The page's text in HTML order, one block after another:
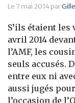
Le 7 mai 2014 par
S’ils étaient les
avril 2014
l’AMF, les
seuls accusés.
entre eux ni
aussi jugés
l’occasion de